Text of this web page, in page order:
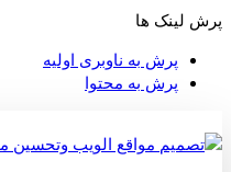
پرش لینک ها
پرش به ناوبری اولیه
پرش به محتوا